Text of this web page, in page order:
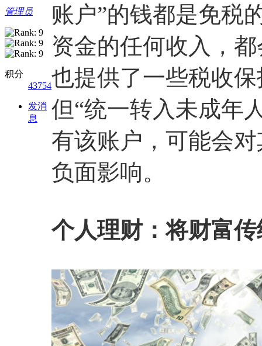
管理员
积分
43754
发消
息
账户”的钱都是免税
资金的任何收入，
也提供了一些税收
但“统一转入未成年
有该账户，可能会
负面影响。
个人理财：将财富